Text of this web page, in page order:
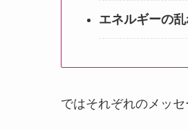
エネルギーの
ではそれぞれのメッ